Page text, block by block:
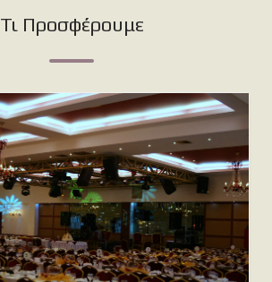
Τι Προσφέρουμε